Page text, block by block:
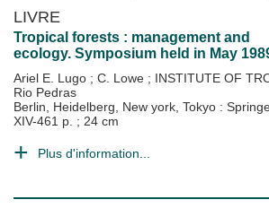
LIVRE
Tropical forests : management and
ecology. Symposium held in May
Ariel E. Lugo ; C. Lowe ; INSTITUTE OF
Rio Pedras
Berlin, Heidelberg, New york, Tokyo :
XIV-461 p. ; 24 cm
Plus d'information...